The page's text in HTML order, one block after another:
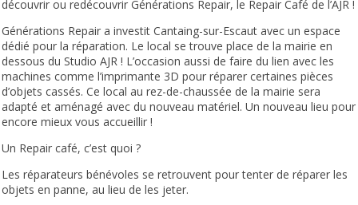
découvrir ou redécouvrir Générations Repair, le Repair Café de l’AJR !
Générations Repair a investit Cantaing-sur-Escaut avec un espace
dédié pour la réparation. Le local se trouve place de la mairie en
dessous du Studio AJR ! L’occasion aussi de faire du lien avec les
machines comme l’imprimante 3D pour réparer certaines pièces
d’objets cassés. Ce local au rez-de-chaussée de la mairie sera
adapté et aménagé avec du nouveau matériel. Un nouveau lieu pour
encore mieux vous accueillir !
Un Repair café, c’est quoi ?
Les réparateurs bénévoles se retrouvent pour tenter de réparer les
objets en panne, au lieu de les jeter.